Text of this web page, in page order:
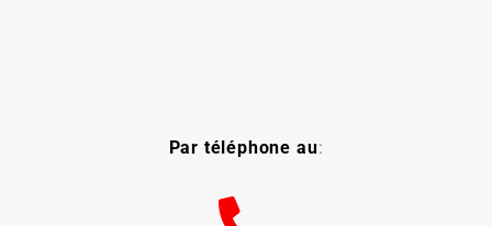
Par téléphone au: